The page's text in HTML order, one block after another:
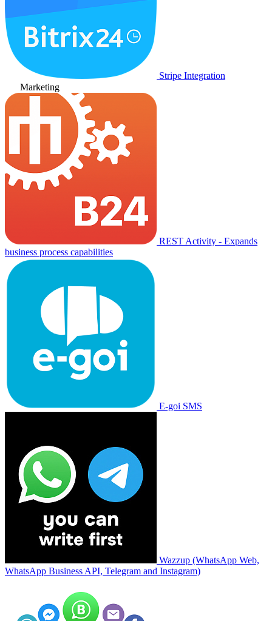
Stripe Integration
Marketing
REST Activity - Expands
business process capabilities
E-goi SMS
Wazzup (WhatsApp Web,
WhatsApp Business API, Telegram and Instagram)